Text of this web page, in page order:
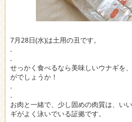
7月28日(水)は土用の丑です。
.
.
せっかく食べるなら美味しいウナギを
がでしょうか！
.
.
お肉と一緒で、少し固めの肉質は、い
ギがよく泳いでいる証拠です。